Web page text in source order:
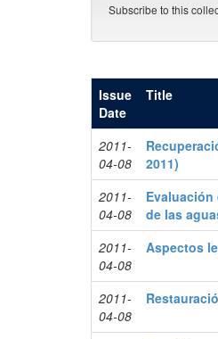
Subscribe to this
Issue
Date
Title
2011-
04-08
2011)
2011-
04-08
de las
2011-
04-08
Aspectos
2011-
04-08